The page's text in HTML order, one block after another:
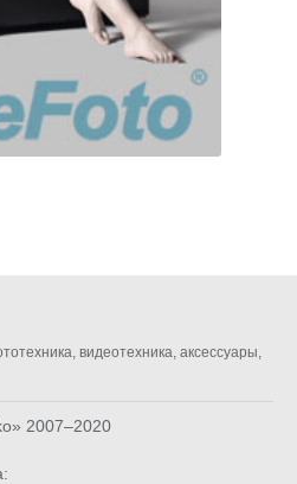
видеотехника, аксессуары,
2007–2020